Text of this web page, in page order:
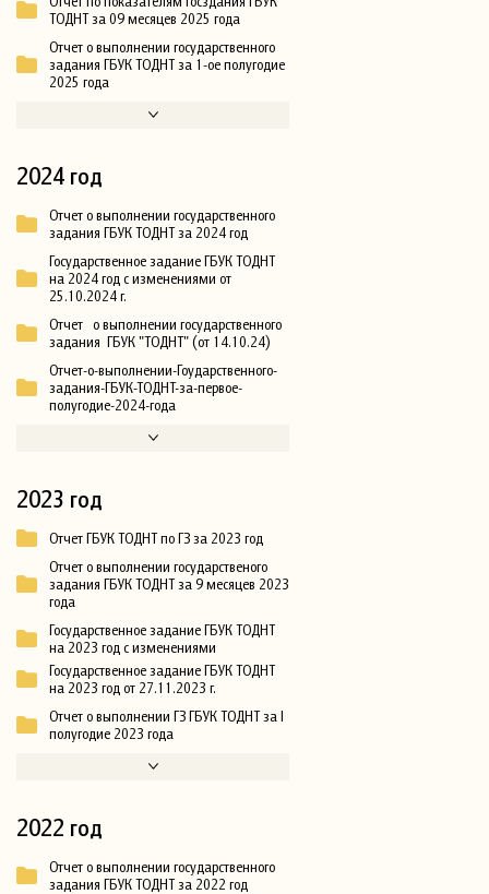
ТОДНТ за 09 месяцев 2025 года
Отчет о выполнении государственного
задания ГБУК ТОДНТ за 1-ое полугодие
2025 года
2024 год
Отчет о выполнении государственного
задания ГБУК ТОДНТ за 2024 год
Государственное задание ГБУК ТОДНТ
на 2024 год с изменениями от
25.10.2024 г.
Отчет о выполнении государственного
задания ГБУК "ТОДНТ" (от 14.10.24)
Отчет-о-выполнении-Гоударственного-
задания-ГБУК-ТОДНТ-за-первое-
полугодие-2024-года
2023 год
Отчет ГБУК ТОДНТ по ГЗ за 2023 год
Отчет о выполнении государственого
задания ГБУК ТОДНТ за 9 месяцев 2023
года
Государственное задание ГБУК ТОДНТ
на 2023 год с изменениями
Государственное задание ГБУК ТОДНТ
на 2023 год от 27.11.2023 г.
Отчет о выполнении ГЗ ГБУК ТОДНТ за I
полугодие 2023 года
2022 год
Отчет о выполнении государственного
задания ГБУК ТОДНТ за 2022 год